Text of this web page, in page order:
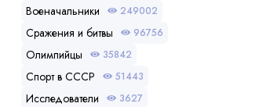
Военачальники 249002
Сражения и битвы 96756
Олимпийцы 35842
Спорт в СССР 51443
Исследователи 3627